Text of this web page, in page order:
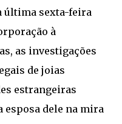
última sexta-feira
à
as investigações
de joias
estrangeiras
esposa dele na mira